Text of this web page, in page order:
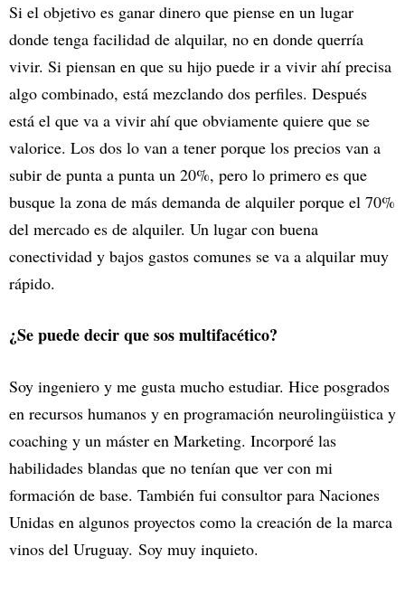
Si el objetivo es ganar dinero que piense en un lugar
donde tenga facilidad de alquilar, no en donde querría
vivir. Si piensan en que su hijo puede ir a vivir ahí precisa
algo combinado, está mezclando dos perfiles. Después
está el que va a vivir ahí que obviamente quiere que se
valorice. Los dos lo van a tener porque los precios van a
subir de punta a punta un 20%, pero lo primero es que
busque la zona de más demanda de alquiler porque el 70%
del mercado es de alquiler. Un lugar con buena
conectividad y bajos gastos comunes se va a alquilar muy
rápido.
¿Se puede decir que sos multifacético?
Soy ingeniero y me gusta mucho estudiar. Hice posgrados
en recursos humanos y en programación neurolingüistica y
coaching y un máster en Marketing. Incorporé las
habilidades blandas que no tenían que ver con mi
formación de base. También fui consultor para Naciones
Unidas en algunos proyectos como la creación de la marca
vinos del Uruguay. Soy muy inquieto.